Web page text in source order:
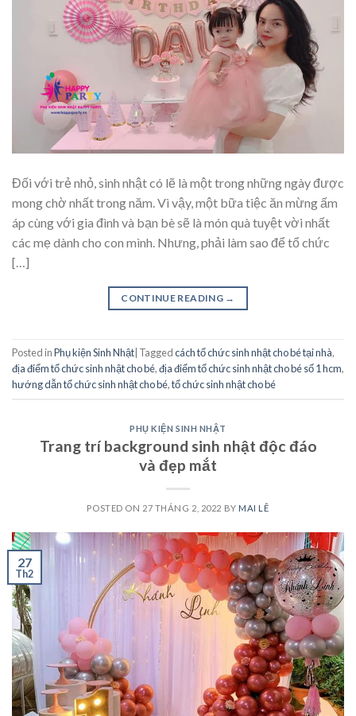
Đối với trẻ nhỏ, sinh nhật có lẽ là một trong những ngày được
mong chờ nhất trong năm. Vì vậy, một bữa tiệc ăn mừng ấm
áp cùng với gia đình và bạn bè sẽ là món quà tuyệt vời nhất
các mẹ dành cho con mình. Nhưng, phải làm sao để tổ chức
[…]
CONTINUE READING →
Posted inPhụ kiện Sinh Nhật Taggedcách tổ chức sinh nhật cho bé tại nhà,
địa điểm tổ chức sinh nhật cho bé,địa điểm tổ chức sinh nhật cho bé số 1 hcm,
hướng dẫn tổ chức sinh nhật cho bé,tổ chức sinh nhật cho bé
PHỤ KIỆN SINH NHẬT
Trang trí background sinh nhật độc đáo
và đẹp mắt
POSTED ON 27 THÁNG 2, 2022 BY MAI LÊ
27
Th2